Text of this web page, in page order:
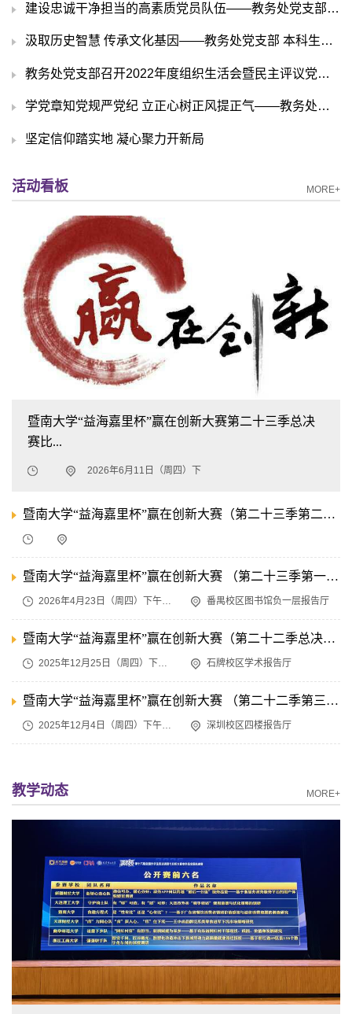
建设忠诚干净担当的高素质党员队伍——教务处党支部开展纪律教育学习月系列学习活动
汲取历史智慧 传承文化基因——教务处党支部 本科生招生办公室党支部开展共建活动
教务处党支部召开2022年度组织生活会暨民主评议党员会
学党章知党规严党纪 立正心树正风提正气——教务处党支部开展纪律教育月专题学习
坚定信仰踏实地 凝心聚力开新局
活动看板 MORE+
暨南大学“益海嘉里杯”赢在创新大赛第二十三季总决
赛比...
2026年6月11日（周四）下
暨南大学“益海嘉里杯”赢在创新大赛（第二十三季第二期）比赛通知
暨南大学“益海嘉里杯”赢在创新大赛 （第二十三季第一期）比赛通知
2026年4月23日（周四）下午2:30 番禺校区图书馆负一层报告厅
暨南大学“益海嘉里杯”赢在创新大赛（第二十二季总决赛）比赛通知
2025年12月25日（周四）下午2:30 石牌校区学术报告厅
暨南大学“益海嘉里杯”赢在创新大赛 （第二十二季第三期）比赛通知
2025年12月4日（周四）下午2:30 深圳校区四楼报告厅
教学动态 MORE+